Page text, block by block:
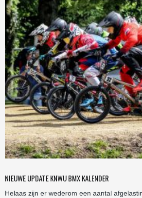
NIEUWE UPDATE KNWU BMX KALENDER
Helaas zijn er wederom een aantal